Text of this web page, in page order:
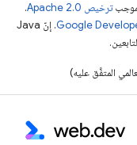
ترخيص Apache 2.0‏
.
. إنّ Java